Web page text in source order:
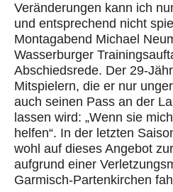
Veränderungen kann ich
und entsprechend nicht
Montagabend Michael
Wasserburger
Abschiedsrede. Der 29-
Mitspielern, die er nur
auch seinen Pass an der
lassen wird: „Wenn sie
helfen“. In der letzten
wohl auf dieses Angebot
aufgrund einer
Garmisch-Partenkirchen